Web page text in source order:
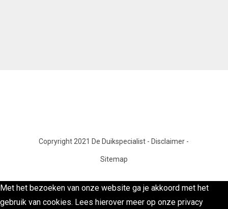
Copryright 2021 De Duikspecialist - Disclaimer -
Sitemap
Met het bezoeken van onze website ga je akkoord met het
gebruik van cookies. Lees hierover meer op onze privacy